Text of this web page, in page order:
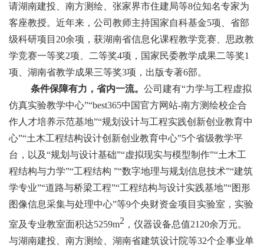
请湖南建投、南方测绘、张家界市住建局等8位知名专家为
客座教授。近年来，公司教师主持国家自科基金5项、省部
级科研项目20余项，获湖南省信息化课程教学竞赛、思政教
学竞赛一等奖2项、二等奖4项，国家民委教学成果二等奖1
项、湖南省教学成果三等奖3项，出版专著6部。
条件保障有力，省内一流。公司建有“力学与工程虚拟
仿真实验教学中心”“best365中国官方网站-南方测绘校企合
作人才培养示范基地”“规划设计与工程实践创新创业教育中
心”“土木工程结构设计创新创业教育中心”5个省级教学平
台，以及“规划与设计基础”“虚拟现实与模型制作”“土木工
程结构与力学”“工程结构 ”“数字地理与规划信息技术”“建筑
学专业”“道路与桥梁工程”“工程结构与设计实践基地”“图形
图像信息采集与处理中心”等9个央财资金项目实验室，实验
室及专业教室面积达5259m2 ，仪器设备总值2120余万元。
与湖南建投、南方测绘、湖南省建筑设计院等32个企事业单